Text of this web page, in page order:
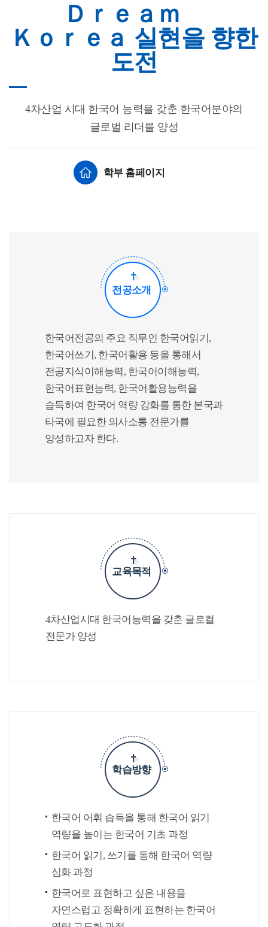
Ｄｒｅａｍ
Ｋｏｒｅａ 실현을 향한
도전
4차산업 시대 한국어 능력을 갖춘 한국어분야의
글로벌 리더를 양성
학부 홈페이지
전공소개
한국어전공의 주요 직무인 한국어읽기,
한국어쓰기, 한국어활용 등을 통해서
전공지식이해능력, 한국어이해능력,
한국어표현능력, 한국어활용능력을
습득하여 한국어 역량 강화를 통한 본국과
타국에 필요한 의사소통 전문가를
양성하고자 한다.
교육목적
4차산업시대 한국어능력을 갖춘 글로컬
전문가 양성
학습방향
한국어 어휘 습득을 통해 한국어 읽기
역량을 높이는 한국어 기초 과정
한국어 읽기, 쓰기를 통해 한국어 역량
심화 과정
한국어로 표현하고 싶은 내용을
자연스럽고 정확하게 표현하는 한국어